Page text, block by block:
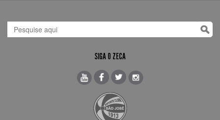
SIGA O ZECA